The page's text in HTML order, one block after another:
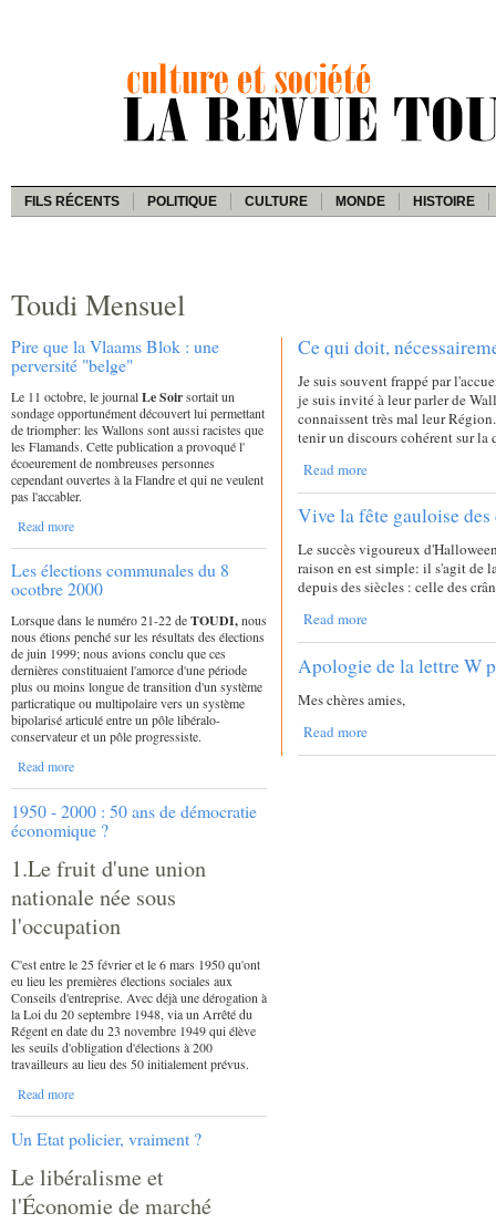
FILS RÉCENTS POLITIQUE CULTURE MONDE HISTOIRE
Toudi Mensuel
Pire que la Vlaams Blok : une
perversité "belge"
Le 11 octobre, le journalLe Soirsortait un
sondage opportunément découvert lui permettant
de triompher: les Wallons sont aussi racistes que
les Flamands. Cette publication a provoqué l'
écoeurement de nombreuses personnes
cependant ouvertes à la Flandre et qui ne veulent
pas l'accabler.
Read more
Les élections communales du 8
ocotbre 2000
Lorsque dans le numéro 21-22 deTOUDI,nous
nous étions penché sur les résultats des élections
de juin 1999; nous avions conclu que ces
dernières constituaient l'amorce d'une période
plus ou moins longue de transition d'un système
particratique ou multipolaire vers un système
bipolarisé articulé entre un pôle libéralo-
conservateur et un pôle progressiste.
Read more
1950 - 2000 : 50 ans de démocratie
économique ?
1.Le fruit d'une union
nationale née sous
l'occupation
C'est entre le 25 février et le 6 mars 1950 qu'ont
eu lieu les premières élections sociales aux
Conseils d'entreprise. Avec déjà une dérogation à
la Loi du 20 septembre 1948, via un Arrêté du
Régent en date du 23 novembre 1949 qui élève
les seuils d'obligation d'élections à 200
travailleurs au lieu des 50 initialement prévus.
Read more
Un Etat policier, vraiment ?
Le libéralisme et
l'Économie de marché
Ce qui doit,
Je suis souvent frappé par
je suis invité à leur parler de
connaissent très mal leur
tenir un discours cohérent sur la
Read more
Vive la fête gauloise
Le succès vigoureux
raison en est simple: il s'agit de
depuis des siècles : celle des
Read more
Apologie de la lettre W
Mes chères amies,
Read more